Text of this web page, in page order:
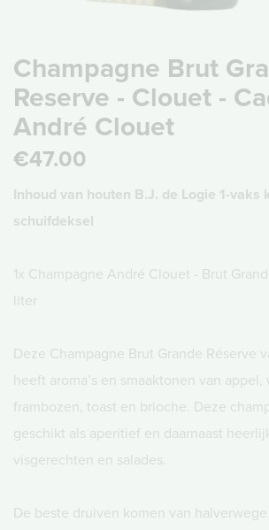
Champagne Brut
Reserve - Clouet -
André Clouet
€47.00
Inhoud van houten B.J. de Logie 1-vaks
schuifdeksel
1x Champagne André Clouet - Brut
liter
Deze Champagne Brut Grande Réserve
heeft aroma’s en smaaktonen van
frambozen, toast en brioche. Deze
geschikt als aperitief en daarnaast
visgerechten en salades.
De beste druiven komen van